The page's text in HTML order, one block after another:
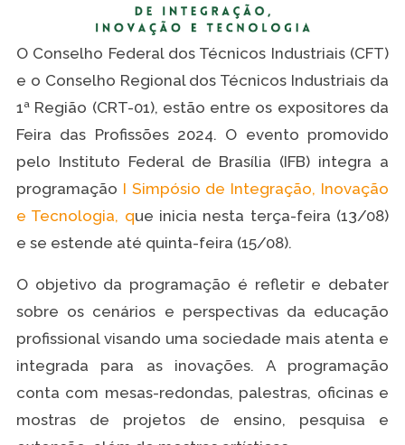
O Conselho Federal dos Técnicos Industriais (CFT)
e o Conselho Regional dos Técnicos Industriais da
1ª Região (CRT-01), estão entre os expositores da
Feira das Profissões 2024. O evento promovido
pelo Instituto Federal de Brasília (IFB) integra a
programação I Simpósio de Integração, Inovação
e Tecnologia, que inicia nesta terça-feira (13/08)
e se estende até quinta-feira (15/08).
O objetivo da programação é refletir e debater
sobre os cenários e perspectivas da educação
profissional visando uma sociedade mais atenta e
integrada para as inovações. A programação
conta com mesas-redondas, palestras, oficinas e
mostras de projetos de ensino, pesquisa e